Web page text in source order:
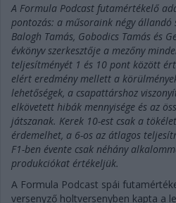
A Formula Podcast futamértékelő
pontozás: a műsoraink négy állandó
Balogh Tamás, Gobodics Tamás és
évkönyv szerkesztője a mezőny
teljesítményét 1 és 10 pont között
elért eredmény mellett a
lehetőségek, a csapattárshoz
elkövetett hibák mennyisége és az
játszanak. Kerek 10-est csak a
érdemelhet, a 6-os az átlagos
F1-ben évente csak néhány
produkciókat értékeljük.
A Formula Podcast spái
versenyző holtversenyben kapta a